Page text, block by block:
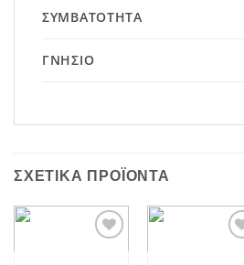
ΣΥΜΒΑΤΌΤΗΤΑ
ΓΝΉΣΙΟ
ΣΧΕΤΙΚΆ ΠΡΟΪΌΝΤΑ